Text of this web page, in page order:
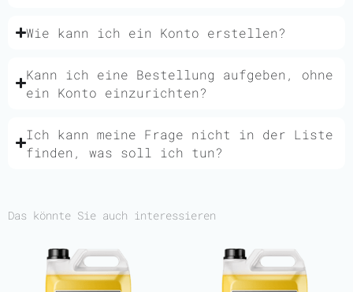
Wie kann ich ein Konto erstellen?
Kann ich eine Bestellung aufgeben, ohne
ein Konto einzurichten?
Ich kann meine Frage nicht in der Liste
finden, was soll ich tun?
Das könnte Sie auch interessieren